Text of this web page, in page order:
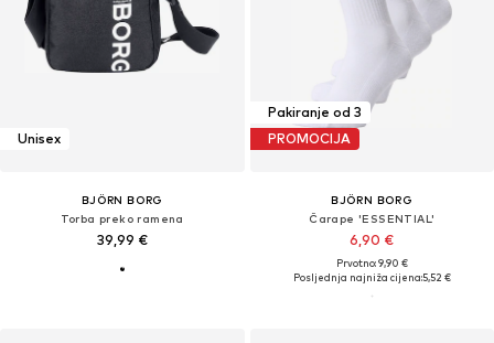
Unisex
BJÖRN BORG
Torba preko ramena
39,99 €
Pakiranje od 3
PROMOCIJA
BJÖRN BORG
Čarape 'ESSENTIAL'
6,90 €
Prvotno: 9,90 €
Posljednja najniža cijena:5,52 €